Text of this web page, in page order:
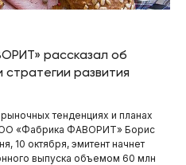
рассказал об
развития
тенденциях и планах
«Фабрика ФАВОРИТ» Борис
10 октября, эмитент начнет
выпуска объемом 60 млн